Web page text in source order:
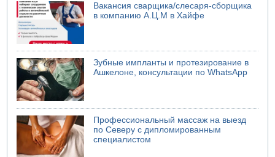
Вакансия сварщика/слесаря-сборщика
в компанию А.Ц.М в Хайфе
Зубные импланты и протезирование в
Ашкелоне, консультации по WhatsApp
Профессиональный массаж на выезд
по Северу с дипломированным
специалистом